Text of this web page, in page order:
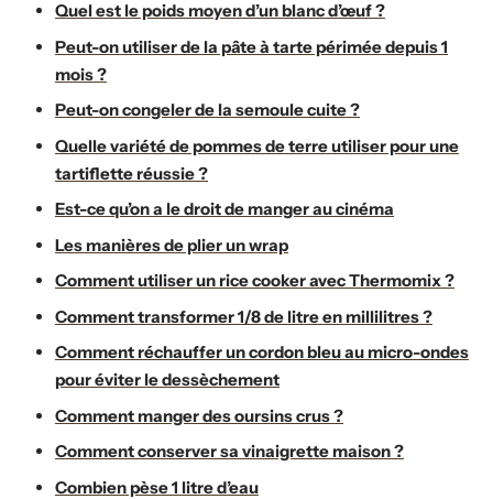
Quel est le poids moyen d’un blanc d’œuf ?
Peut-on utiliser de la pâte à tarte périmée depuis 1
mois ?
Peut-on congeler de la semoule cuite ?
Quelle variété de pommes de terre utiliser pour une
tartiflette réussie ?
Est-ce qu’on a le droit de manger au cinéma
Les manières de plier un wrap
Comment utiliser un rice cooker avec Thermomix ?
Comment transformer 1/8 de litre en millilitres ?
Comment réchauffer un cordon bleu au micro-ondes
pour éviter le dessèchement
Comment manger des oursins crus ?
Comment conserver sa vinaigrette maison ?
Combien pèse 1 litre d’eau